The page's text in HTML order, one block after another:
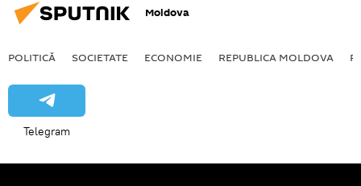
Moldova
POLITICĂ SOCIETATE ECONOMIE REPUBLICA MOLDOVA
Telegram